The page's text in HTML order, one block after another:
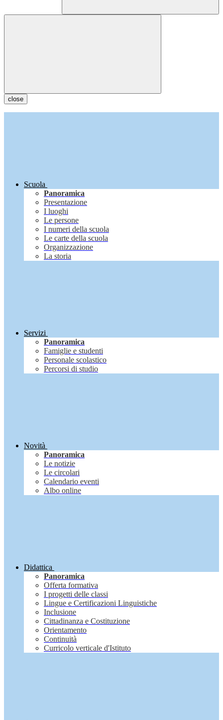
close
Scuola
Panoramica
Presentazione
I luoghi
Le persone
I numeri della scuola
Le carte della scuola
Organizzazione
La storia
Servizi
Panoramica
Famiglie e studenti
Personale scolastico
Percorsi di studio
Novità
Panoramica
Le notizie
Le circolari
Calendario eventi
Albo online
Didattica
Panoramica
Offerta formativa
I progetti delle classi
Lingue e Certificazioni Linguistiche
Inclusione
Cittadinanza e Costituzione
Orientamento
Continuità
Curricolo verticale d'Istituto